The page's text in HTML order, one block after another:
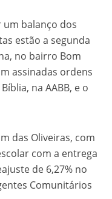
balanço dos
estão a segunda
no bairro Bom
assinadas ordens
na AABB, e o
das Oliveiras, com
com a entrega
de 6,27% no
Comunitários